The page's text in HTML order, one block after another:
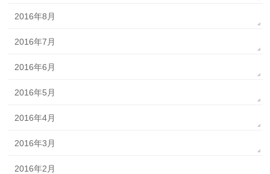
2016年8月
2016年7月
2016年6月
2016年5月
2016年4月
2016年3月
2016年2月